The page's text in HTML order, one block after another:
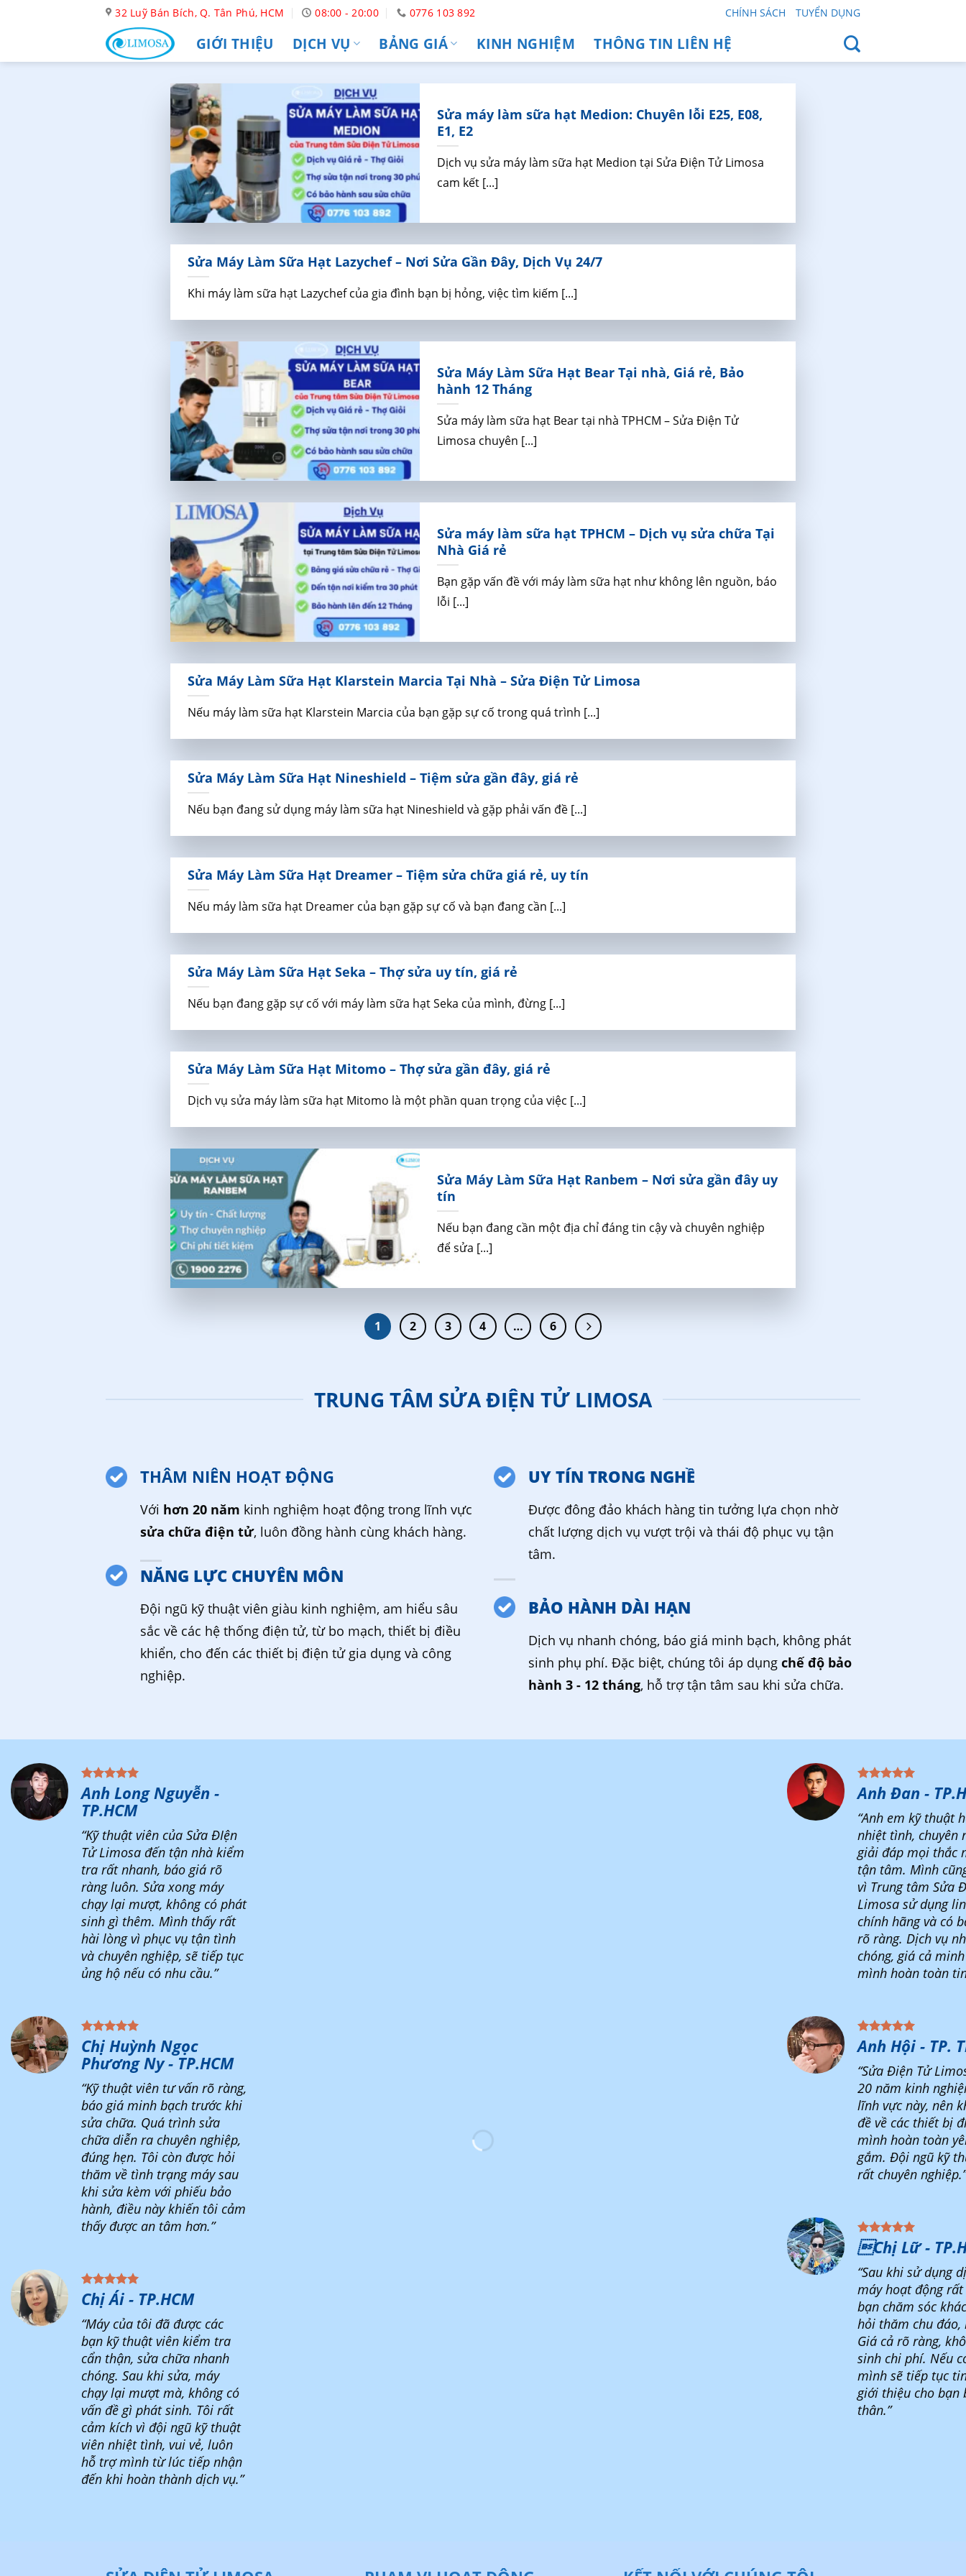
32 Luỹ Bán Bích, Q. Tân Phú, HCM 08:00 - 20:00 0776 103 892 CHÍNH SÁCH TUYỂN DỤNG
GIỚI THIỆU DỊCH VỤ BẢNG GIÁ KINH NGHIỆM THÔNG TIN LIÊN HỆ
Sửa máy làm sữa hạt Medion: Chuyên lỗi E25, E08,
E1, E2
Dịch vụ sửa máy làm sữa hạt Medion tại Sửa Điện Tử Limosa
cam kết [...]
Sửa Máy Làm Sữa Hạt Lazychef – Nơi Sửa Gần Đây, Dịch Vụ 24/7
Khi máy làm sữa hạt Lazychef của gia đình bạn bị hỏng, việc tìm kiếm [...]
Sửa Máy Làm Sữa Hạt Bear Tại nhà, Giá rẻ, Bảo
hành 12 Tháng
Sửa máy làm sữa hạt Bear tại nhà TPHCM – Sửa Điện Tử
Limosa chuyên [...]
Sửa máy làm sữa hạt TPHCM – Dịch vụ sửa chữa Tại
Nhà Giá rẻ
Bạn gặp vấn đề với máy làm sữa hạt như không lên nguồn, báo
lỗi [...]
Sửa Máy Làm Sữa Hạt Klarstein Marcia Tại Nhà – Sửa Điện Tử Limosa
Nếu máy làm sữa hạt Klarstein Marcia của bạn gặp sự cố trong quá trình [...]
Sửa Máy Làm Sữa Hạt Nineshield – Tiệm sửa gần đây, giá rẻ
Nếu bạn đang sử dụng máy làm sữa hạt Nineshield và gặp phải vấn đề [...]
Sửa Máy Làm Sữa Hạt Dreamer – Tiệm sửa chữa giá rẻ, uy tín
Nếu máy làm sữa hạt Dreamer của bạn gặp sự cố và bạn đang cần [...]
Sửa Máy Làm Sữa Hạt Seka – Thợ sửa uy tín, giá rẻ
Nếu bạn đang gặp sự cố với máy làm sữa hạt Seka của mình, đừng [...]
Sửa Máy Làm Sữa Hạt Mitomo – Thợ sửa gần đây, giá rẻ
Dịch vụ sửa máy làm sữa hạt Mitomo là một phần quan trọng của việc [...]
Sửa Máy Làm Sữa Hạt Ranbem – Nơi sửa gần đây uy
tín
Nếu bạn đang cần một địa chỉ đáng tin cậy và chuyên nghiệp
để sửa [...]
1 2 3 4 … 6
TRUNG TÂM SỬA ĐIỆN TỬ LIMOSA
THÂM NIÊN HOẠT ĐỘNG
Với hơn 20 năm kinh nghiệm hoạt động trong lĩnh vực
sửa chữa điện tử, luôn đồng hành cùng khách hàng.
NĂNG LỰC CHUYÊN MÔN
Đội ngũ kỹ thuật viên giàu kinh nghiệm, am hiểu sâu
sắc về các hệ thống điện tử, từ bo mạch, thiết bị điều
khiển, cho đến các thiết bị điện tử gia dụng và công
nghiệp.
UY TÍN TRONG NGHỀ
Được đông đảo khách hàng tin tưởng lựa chọn nhờ
chất lượng dịch vụ vượt trội và thái độ phục vụ tận
tâm.
BẢO HÀNH DÀI HẠN
Dịch vụ nhanh chóng, báo giá minh bạch, không phát
sinh phụ phí. Đặc biệt, chúng tôi áp dụng chế độ bảo
hành 3 - 12 tháng, hỗ trợ tận tâm sau khi sửa chữa.
Anh Long Nguyễn -
TP.HCM
“Kỹ thuật viên của Sửa ĐIện
Tử Limosa đến tận nhà kiểm
tra rất nhanh, báo giá rõ
ràng luôn. Sửa xong máy
chạy lại mượt, không có phát
sinh gì thêm. Mình thấy rất
hài lòng vì phục vụ tận tình
và chuyên nghiệp, sẽ tiếp tục
ủng hộ nếu có nhu cầu.”
Chị Huỳnh Ngọc
Phương Ny - TP.HCM
“Kỹ thuật viên tư vấn rõ ràng,
báo giá minh bạch trước khi
sửa chữa. Quá trình sửa
chữa diễn ra chuyên nghiệp,
đúng hẹn. Tôi còn được hỏi
thăm về tình trạng máy sau
khi sửa kèm với phiếu bảo
hành, điều này khiến tôi cảm
thấy được an tâm hơn.”
Chị Ái - TP.HCM
“Máy của tôi đã được các
bạn kỹ thuật viên kiểm tra
cẩn thận, sửa chữa nhanh
chóng. Sau khi sửa, máy
chạy lại mượt mà, không có
vấn đề gì phát sinh. Tôi rất
cảm kích vì đội ngũ kỹ thuật
viên nhiệt tình, vui vẻ, luôn
hỗ trợ mình từ lúc tiếp nhận
đến khi hoàn thành dịch vụ.”
Anh Đan -
“Anh em kỹ thuật
nhiệt tình, chuyên
giải đáp mọi thắc
tận tâm. Mình
vì Trung tâm Sửa
Limosa sử dụng
chính hãng và có
rõ ràng. Dịch vụ
chóng, giá cả
mình hoàn toàn
Anh Hội - TP.
“Sửa Điện Tử
20 năm kinh
lĩnh vực này, nên
đề về các thiết bị
mình hoàn toàn
gắm. Đội ngũ kỹ
rất chuyên nghiệp.”
Chị Lữ -
“Sau khi sử dụng
máy hoạt động rất
bạn chăm sóc
hỏi thăm chu
Giá cả rõ ràng,
sinh chi phí. Nếu
mình sẽ tiếp tục
giới thiệu cho bạn
thân.”